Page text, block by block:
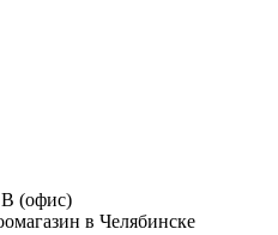
В (офис)
в Челябинске